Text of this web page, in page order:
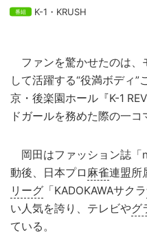
K-1・KRUSH
ファンを驚かせたのは、
して活躍する“役満ボディ”
京・後楽園ホール『K-1
ドガールを務めた際の一コ
岡田はファッション誌「
動後、日本プロ 麻雀連盟所
リーグ 「KADOKAWAサクラ
い人気を誇り、テレビやグ
ている。